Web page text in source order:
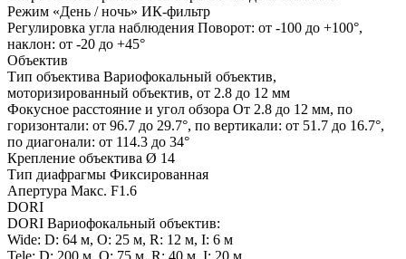
Режим «День / ночь» ИК-фильтр
Регулировка угла наблюдения Поворот: от -100 до +100°,
наклон: от -20 до +45°
Объектив
Тип объектива Вариофокальный объектив,
моторизированный объектив, от 2.8 до 12 мм
Фокусное расстояние и угол обзора От 2.8 до 12 мм, по
горизонтали: от 96.7 до 29.7°, по вертикали: от 51.7 до 16.7°,
по диагонали: от 114.3 до 34°
Крепление объектива Ø 14
Тип диафрагмы Фиксированная
Апертура Макс. F1.6
DORI
DORI Вариофокальный объектив:
Wide: D: 64 м, O: 25 м, R: 12 м, I: 6 м